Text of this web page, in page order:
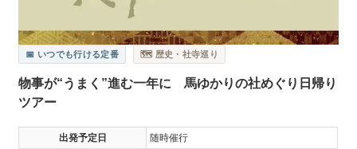
📅 いつでも行ける定番 🗺️ 歴史・社寺巡り
物事が“うまく”進む一年に 馬ゆかりの社めぐり日帰り
ツアー
出発予定日
随時催行